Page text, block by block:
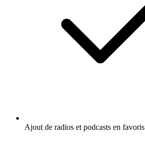
Ajout de radios et podcasts en favoris